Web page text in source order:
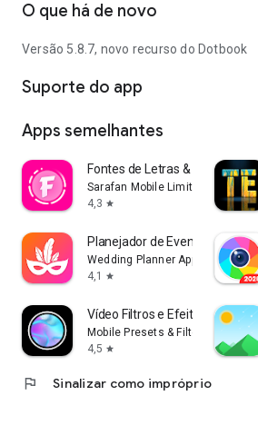
O que há de novo
Versão 5.8.7, novo recurso do Dotbook
Suporte do app
Apps semelhantes
Fontes de Letras & Fonts Art
Sarafan Mobile Limited
4,3 star
Planejador de Eventos e Festas
Wedding Planner App
4,1
star
Vídeo Filtros e Efeitos - TON
Mobile Presets & Filters
4,5 star
flag Sinalizar como impróprio